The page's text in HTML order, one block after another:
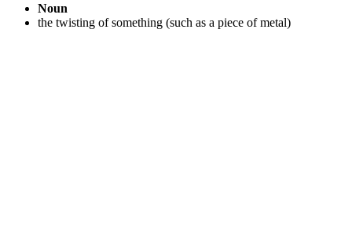
Noun
the twisting of something (such as a piece of metal)